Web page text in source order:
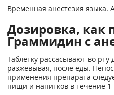
Временная анестезия языка.
Дозировка, как
Граммидин с
Таблетку рассасывают во рту
разжевывая, после еды.
применения препарата
пищи и напитков в течение